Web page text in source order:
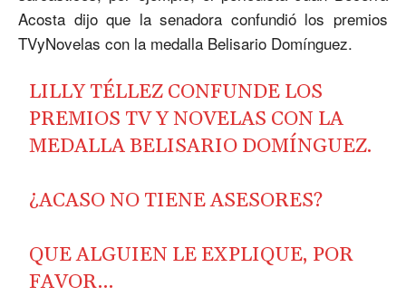
Acosta dijo que la senadora confundió los premios
TVyNovelas con la medalla Belisario Domínguez.
LILLY TÉLLEZ CONFUNDE LOS
PREMIOS TV Y NOVELAS CON LA
MEDALLA BELISARIO DOMÍNGUEZ.
¿ACASO NO TIENE ASESORES?
QUE ALGUIEN LE EXPLIQUE, POR
FAVOR…